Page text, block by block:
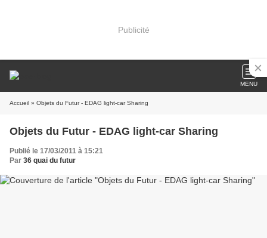
Publicité
MENU
Accueil » Objets du Futur - EDAG light-car Sharing
Objets du Futur - EDAG light-car Sharing
Publié le 17/03/2011 à 15:21
Par 36 quai du futur